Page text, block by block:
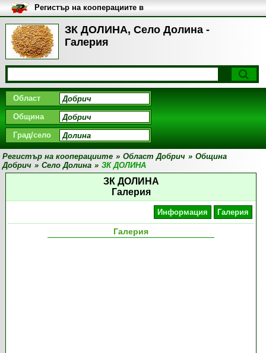
ЗК ДОЛИНА, Село Долина -
Галерия
Регистър на кооперациите в
България
Област
Община
Град/село
Регистър на кооперациите » Област Добрич » Община
Добрич » Село Долина » ЗК ДОЛИНА
ЗК ДОЛИНА
Галерия
Информация Галерия
Галерия